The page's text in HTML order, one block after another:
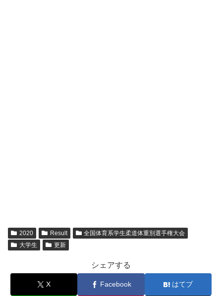
2020 Result
全国体育系学生柔道体重別選手権大会
大学生
更新
シェアする
X Facebook はてブ